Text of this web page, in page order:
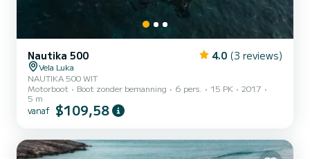
Nautika 500 4.0 (3 reviews)
Vela Luka
NAUTIKA 500 WIT
Motorboot
Boot zonder bemanning 6 pers. 15 PK
2017
5 m
vanaf $109,58